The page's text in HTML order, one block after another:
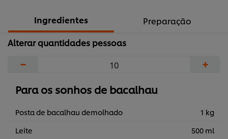
Ingredientes
Preparação
Alterar quantidades pessoas
− +
Para os sonhos de bacalhau
Posta de bacalhau demolhado
1 kg
Leite
500 ml